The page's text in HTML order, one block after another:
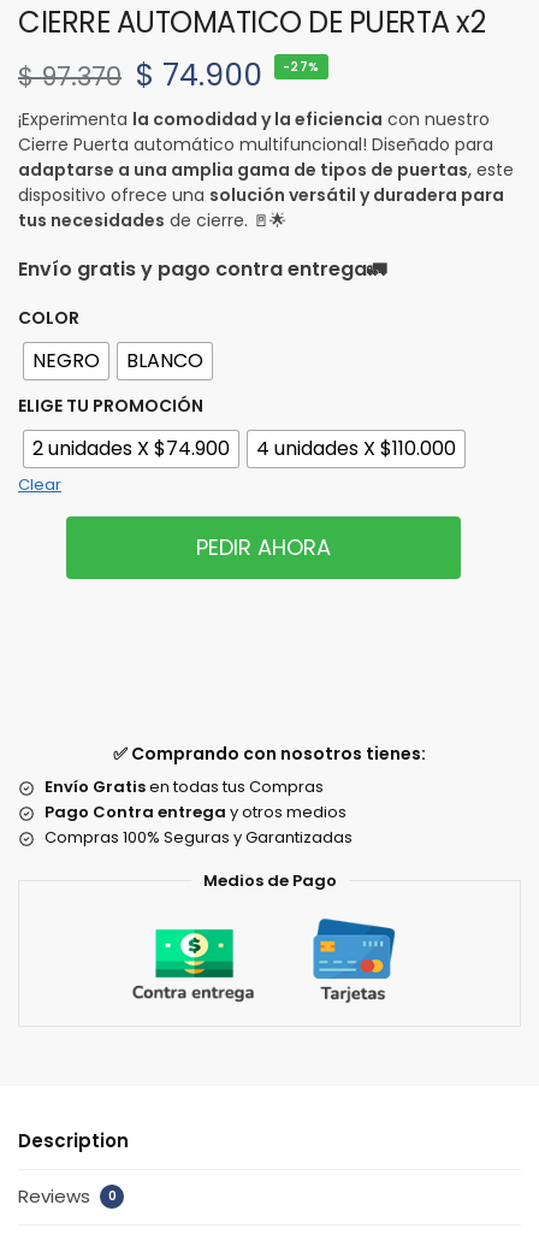
CIERRE AUTOMATICO DE PUERTA x2
$97.370 $ 74.900 -27%
¡Experimenta la comodidad y la eficiencia con nuestro
Cierre Puerta automático multifuncional! Diseñado para
adaptarse a una amplia gama de tipos de puertas, este
dispositivo ofrece una solución versátil y duradera para
tus necesidades de cierre. 🚪🌟
Envío gratis y pago contra entrega🚛
COLOR
NEGRO BLANCO
ELIGE TU PROMOCIÓN
2 unidades X $74.900 4 unidades X $110.000
Clear
PEDIR AHORA
✅ Comprando con nosotros tienes:
Envío Gratisen todas tus Compras
Pago Contra entrega y otros medios
Compras 100% Seguras y Garantizadas
Medios de Pago
Description
Reviews 0